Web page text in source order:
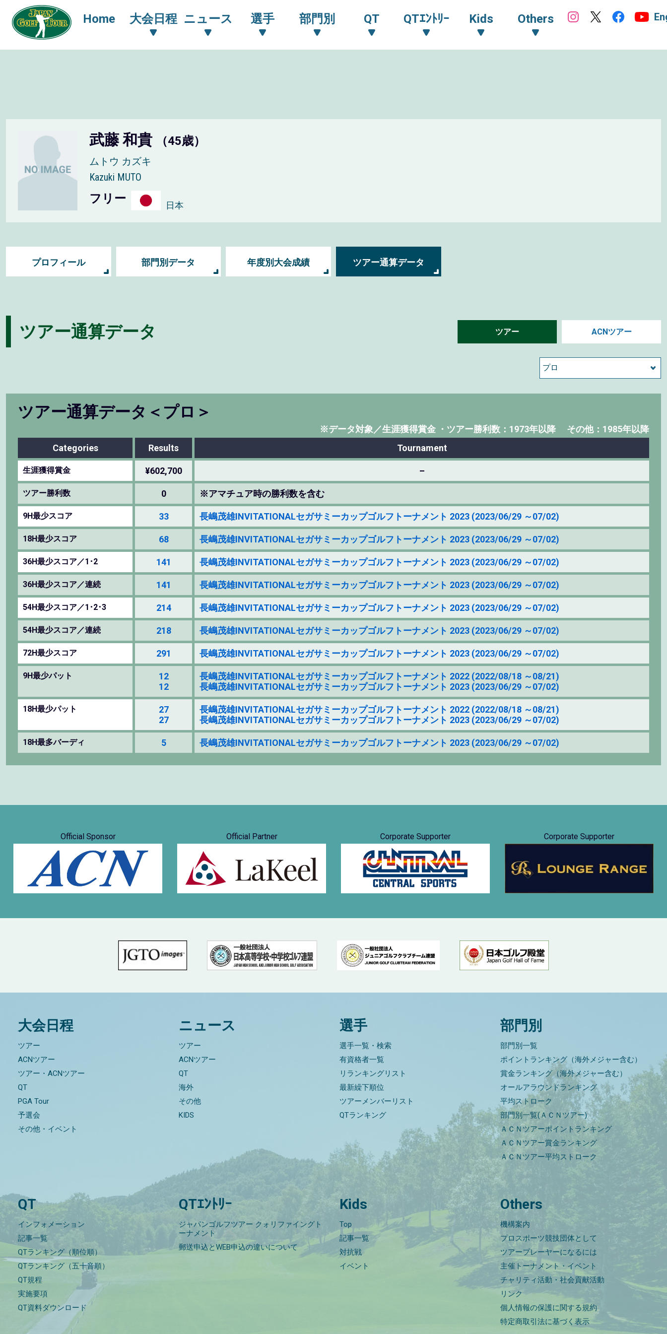
Home 大会日程 ニュース 選手 部門別 QT QTｴﾝﾄﾘｰ Kids Others
武藤 和貴 （45歳）
ムトウ カズキ
Kazuki MUTO
フリー 日本
プロフィール 部門別データ 年度別大会成績 ツアー通算データ
ツアー通算データ ツアー ACNツアー
ツアー通算データ＜プロ＞
※データ対象／生涯獲得賞金 ・ ツアー勝利数：1973年以降
その他：1985年以降
Categories
Results Tournament
生涯獲得賞金 ¥602,700 –
ツアー勝利数 0 ※アマチュア時の勝利数を含む
9H最少スコア 33 長嶋茂雄INVITATIONALセガサミーカップゴルフトーナメント 2023 (2023/06/29 ～07/02)
18H最少スコア 68 長嶋茂雄INVITATIONALセガサミーカップゴルフトーナメント 2023 (2023/06/29 ～07/02)
36H最少スコア／1･2 141 長嶋茂雄INVITATIONALセガサミーカップゴルフトーナメント 2023 (2023/06/29 ～07/02)
36H最少スコア／連続 141 長嶋茂雄INVITATIONALセガサミーカップゴルフトーナメント 2023 (2023/06/29 ～07/02)
54H最少スコア／1･2･3 214 長嶋茂雄INVITATIONALセガサミーカップゴルフトーナメント 2023 (2023/06/29 ～07/02)
54H最少スコア／連続 218 長嶋茂雄INVITATIONALセガサミーカップゴルフトーナメント 2023 (2023/06/29 ～07/02)
72H最少スコア 291 長嶋茂雄INVITATIONALセガサミーカップゴルフトーナメント 2023 (2023/06/29 ～07/02)
9H最少パット
12
12
長嶋茂雄INVITATIONALセガサミーカップゴルフトーナメント 2022 (2022/08/18 ～08/21)
長嶋茂雄INVITATIONALセガサミーカップゴルフトーナメント 2023 (2023/06/29 ～07/02)
18H最少パット
27
27
長嶋茂雄INVITATIONALセガサミーカップゴルフトーナメント 2022 (2022/08/18 ～08/21)
長嶋茂雄INVITATIONALセガサミーカップゴルフトーナメント 2023 (2023/06/29 ～07/02)
18H最多バーディ 5 長嶋茂雄INVITATIONALセガサミーカップゴルフトーナメント 2023 (2023/06/29 ～07/02)
Official Sponsor Official Partner Corporate Supporter Corporate Supporter
大会日程
ツアー
ACNツアー
ツアー・ACNツアー
QT
PGA Tour
予選会
その他・イベント
ニュース
ツアー
ACNツアー
QT
海外
その他
KIDS
選手
選手一覧・検索
有資格者一覧
リランキングリスト
最新繰下順位
ツアーメンバーリスト
QTランキング
部門別
部門別一覧
ポイントランキング（海外メジャー含む）
賞金ランキング（海外メジャー含む）
オールアラウンドランキング
平均ストローク
部門別一覧(ＡＣＮツアー)
ＡＣＮツアーポイントランキング
ＡＣＮツアー賞金ランキング
ＡＣＮツアー平均ストローク
QT
インフォメーション
記事一覧
QTランキング（順位順）
QTランキング（五十音順）
QT規程
実施要項
QT資料ダウンロード
QTｴﾝﾄﾘｰ
ジャパンゴルフツアー クォリファイングト
ーナメント
郵送申込とWEB申込の違いについて
Kids
Top
記事一覧
対抗戦
イベント
Others
機構案内
プロスポーツ競技団体として
ツアープレーヤーになるには
主催トーナメント・イベント
チャリティ活動・社会貢献活動
リンク
個人情報の保護に関する規約
特定商取引法に基づく表示